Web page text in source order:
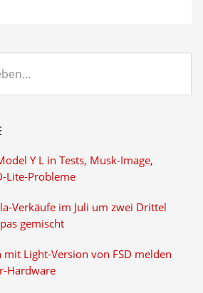
Y L in Tests, Musk-Image,
Lite-Probleme
Verkäufe im Juli um zwei Drittel
gemischt
mit Light-Version von FSD melden
Hardware